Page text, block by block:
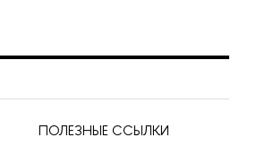
ПОЛЕЗНЫЕ ССЫЛКИ